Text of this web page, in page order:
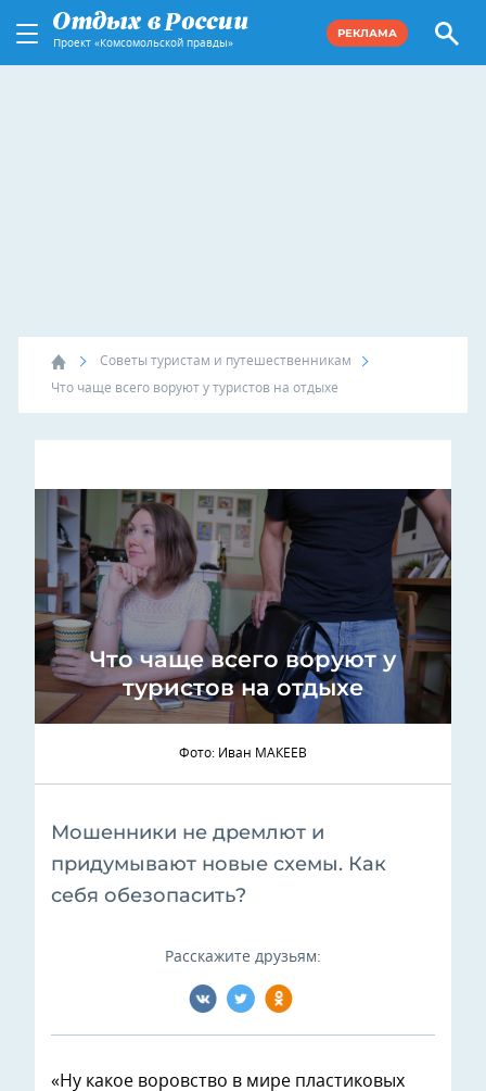
Проект «Комсомольской правды»
РЕКЛАМА
Советы туристам и путешественникам
Что чаще всего воруют у туристов на отдыхе
Что чаще всего воруют у
туристов на отдыхе
Фото: Иван МАКЕЕВ
Мошенники не дремлют и
придумывают новые схемы. Как
себя обезопасить?
Расскажите друзьям:
«Ну какое воровство в мире пластиковых